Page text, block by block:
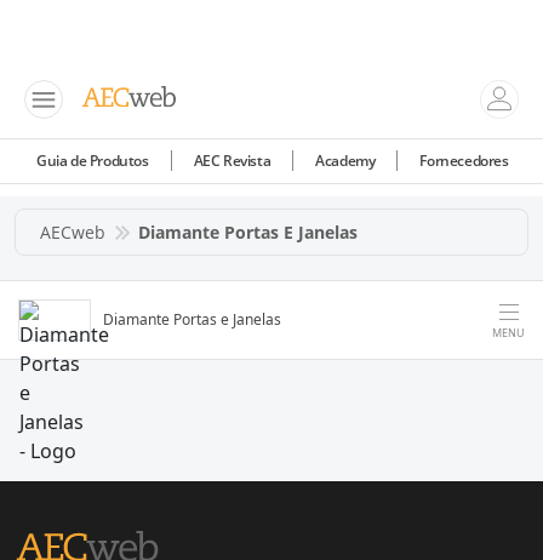
Guia de Produtos AEC Revista Academy Fornecedores
AECweb Diamante Portas E Janelas
Diamante Portas e Janelas
MENU